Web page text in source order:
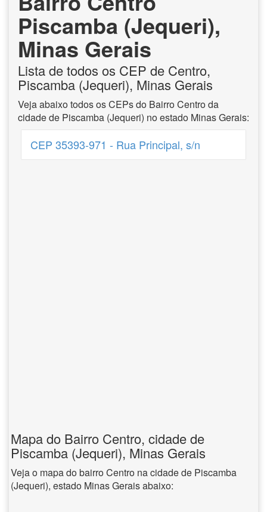
Piscamba (Jequeri),
Minas Gerais
Lista de todos os CEP de Centro,
Piscamba (Jequeri), Minas Gerais
Veja abaixo todos os CEPs do Bairro Centro da
cidade de Piscamba (Jequeri) no estado Minas Gerais:
CEP 35393-971 - Rua Principal, s/n
Mapa do Bairro Centro, cidade de
Piscamba (Jequeri), Minas Gerais
Veja o mapa do bairro Centro na cidade de Piscamba
(Jequeri), estado Minas Gerais abaixo: